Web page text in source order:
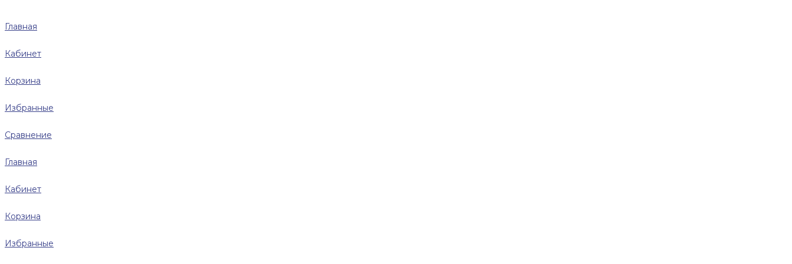
Главная
Кабинет
Корзина
Избранные
Сравнение
Главная
Кабинет
Корзина
Избранные